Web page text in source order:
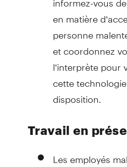
en matière
personne
et coordonnez
l’interprète pour
cette
disposition.
Travail en
Les employés